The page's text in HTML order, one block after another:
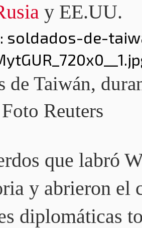
y EE.UU.
de Taiwán,
Reuters
que labró
y abrieron el
diplomáticas